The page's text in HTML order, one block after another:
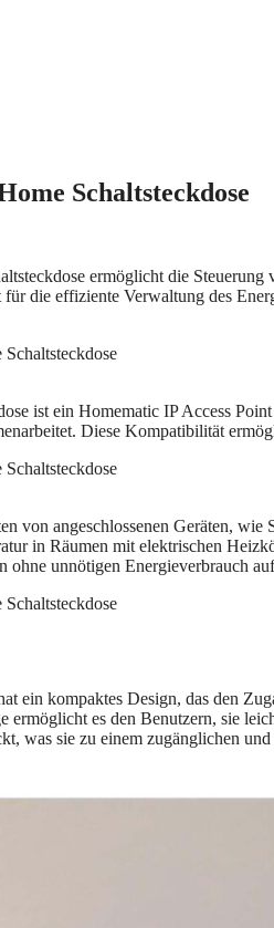
Schaltsteckdose
ermöglicht die
die effiziente Verwaltung des
ist ein Homematic IP Access
Diese Kompatibilität
von angeschlossenen Geräten,
in Räumen mit elektrischen
ohne unnötigen Energieverbrauch
ein kompaktes Design, das den
ermöglicht es den Benutzern, sie
was sie zu einem zugänglichen